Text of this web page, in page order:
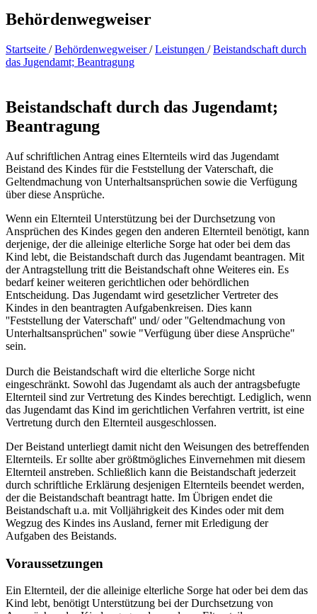
Behördenwegweiser
Startseite / Behördenwegweiser / Leistungen / Beistandschaft durch
das Jugendamt; Beantragung
Beistandschaft durch das Jugendamt;
Beantragung
Auf schriftlichen Antrag eines Elternteils wird das Jugendamt
Beistand des Kindes für die Feststellung der Vaterschaft, die
Geltendmachung von Unterhaltsansprüchen sowie die Verfügung
über diese Ansprüche.
Wenn ein Elternteil Unterstützung bei der Durchsetzung von
Ansprüchen des Kindes gegen den anderen Elternteil benötigt, kann
derjenige, der die alleinige elterliche Sorge hat oder bei dem das
Kind lebt, die Beistandschaft durch das Jugendamt beantragen. Mit
der Antragstellung tritt die Beistandschaft ohne Weiteres ein. Es
bedarf keiner weiteren gerichtlichen oder behördlichen
Entscheidung. Das Jugendamt wird gesetzlicher Vertreter des
Kindes in den beantragten Aufgabenkreisen. Dies kann
''Feststellung der Vaterschaft'' und/ oder ''Geltendmachung von
Unterhaltsansprüchen'' sowie "Verfügung über diese Ansprüche"
sein.
Durch die Beistandschaft wird die elterliche Sorge nicht
eingeschränkt. Sowohl das Jugendamt als auch der antragsbefugte
Elternteil sind zur Vertretung des Kindes berechtigt. Lediglich, wenn
das Jugendamt das Kind im gerichtlichen Verfahren vertritt, ist eine
Vertretung durch den Elternteil ausgeschlossen.
Der Beistand unterliegt damit nicht den Weisungen des betreffenden
Elternteils. Er sollte aber größtmögliches Einvernehmen mit diesem
Elternteil anstreben. Schließlich kann die Beistandschaft jederzeit
durch schriftliche Erklärung desjenigen Elternteils beendet werden,
der die Beistandschaft beantragt hatte. Im Übrigen endet die
Beistandschaft u.a. mit Volljährigkeit des Kindes oder mit dem
Wegzug des Kindes ins Ausland, ferner mit Erledigung der
Aufgaben des Beistands.
Voraussetzungen
Ein Elternteil, der die alleinige elterliche Sorge hat oder bei dem das
Kind lebt, benötigt Unterstützung bei der Durchsetzung von